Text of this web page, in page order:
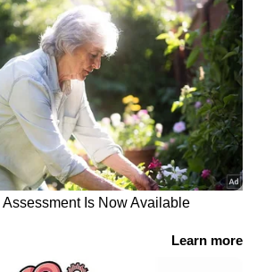
: രാഹുൽഗാന്ധി
പ്രവർത്തകരുമായി